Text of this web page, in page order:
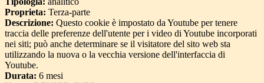
Proprieta: Terza-parte
Descrizione: Questo cookie è impostato da Youtube per tenere
traccia delle preferenze dell'utente per i video di Youtube incorporati
nei siti; può anche determinare se il visitatore del sito web sta
utilizzando la nuova o la vecchia versione dell'interfaccia di
Youtube.
Durata: 6 mesi